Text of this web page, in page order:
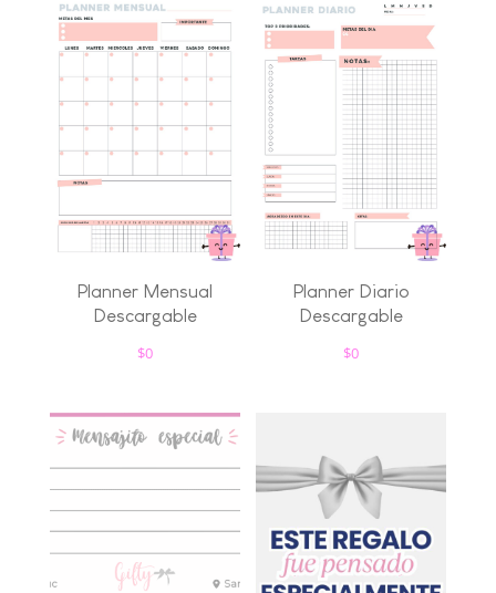
Planner Mensual
Descargable
$0
Planner Diario
Descargable
$0